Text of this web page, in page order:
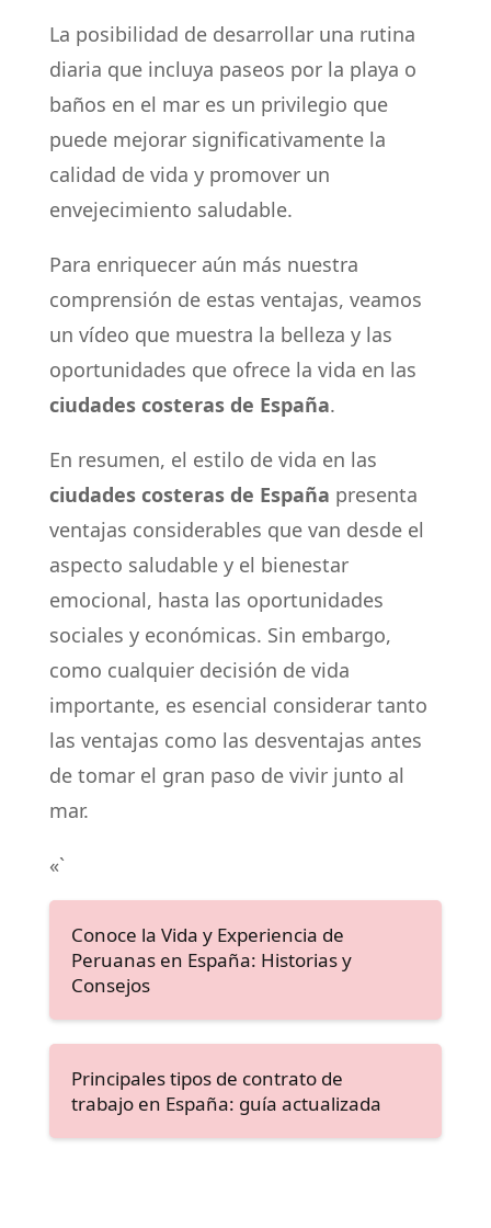
La posibilidad de desarrollar una rutina
diaria que incluya paseos por la playa o
baños en el mar es un privilegio que
puede mejorar significativamente la
calidad de vida y promover un
envejecimiento saludable.
Para enriquecer aún más nuestra
comprensión de estas ventajas, veamos
un vídeo que muestra la belleza y las
oportunidades que ofrece la vida en las
ciudades costeras de España.
En resumen, el estilo de vida en las
ciudades costeras de España presenta
ventajas considerables que van desde el
aspecto saludable y el bienestar
emocional, hasta las oportunidades
sociales y económicas. Sin embargo,
como cualquier decisión de vida
importante, es esencial considerar tanto
las ventajas como las desventajas antes
de tomar el gran paso de vivir junto al
mar.
«`
Conoce la Vida y Experiencia de
Peruanas en España: Historias y
Consejos
Principales tipos de contrato de
trabajo en España: guía actualizada